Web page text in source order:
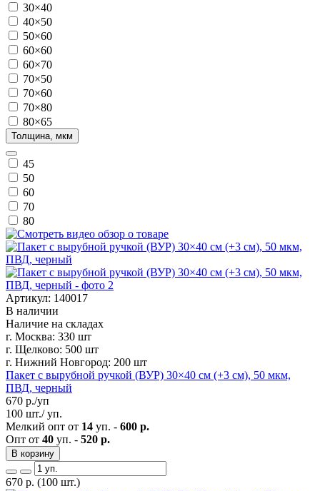
30×40
40×50
50×60
60×60
60×70
70×50
70×60
70×80
80×65
Толщина, мкм
45
50
60
70
80
Артикул: 140017
В наличии
Наличие на складах
г. Москва: 330 шт
г. Щелково: 500 шт
г. Нижний Новгород: 200 шт
Пакет с вырубной ручкой (ВУР) 30×40 см (+3 см), 50 мкм,
ПВД, черный
670 р./уп
100 шт./ уп.
Мелкий опт от 14 уп. - 600 р.
Опт от 40 уп. - 520 р.
В корзину
670 р. (100 шт.)